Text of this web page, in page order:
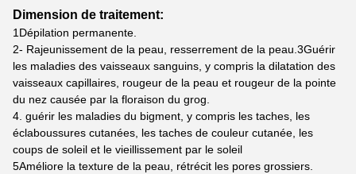
Dimension de traitement:
1Dépilation permanente.
2- Rajeunissement de la peau, resserrement de la peau.3Guérir
les maladies des vaisseaux sanguins, y compris la dilatation des
vaisseaux capillaires, rougeur de la peau et rougeur de la pointe
du nez causée par la floraison du grog.
4. guérir les maladies du bigment, y compris les taches, les
éclaboussures cutanées, les taches de couleur cutanée, les
coups de soleil et le vieillissement par le soleil
5Améliore la texture de la peau, rétrécit les pores grossiers.